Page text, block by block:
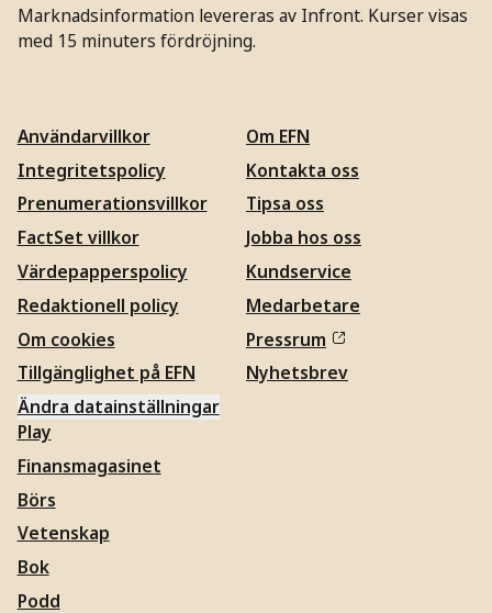
Marknadsinformation levereras av Infront. Kurser visas
med 15 minuters fördröjning.
Användarvillkor
Integritetspolicy
Prenumerationsvillkor
FactSet villkor
Värdepapperspolicy
Redaktionell policy
Om cookies
Tillgänglighet på EFN
Ändra datainställningar
Om EFN
Kontakta oss
Tipsa oss
Jobba hos oss
Kundservice
Medarbetare
Pressrum
Nyhetsbrev
Play
Finansmagasinet
Börs
Vetenskap
Bok
Podd